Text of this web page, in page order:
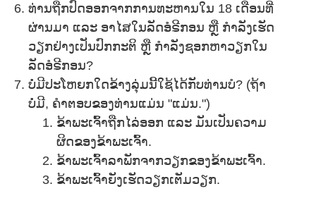
ທ່ານຖືກປົດອອກຈາກການທະຫານໃນ 18 ເດືອນທີ່
ຜ່ານມາ ແລະ ອາໄສໃນລັດອໍຣີກອນ ຫຼື ກຳລັງເຮັດ
ວຽກຢ່າງເປັນປົກກະຕິ ຫຼື ກຳລັງຊອກຫາວຽກໃນ
ລັດອໍຣີກອນ?
ບໍ່ມີປະໂຫຍກໃດຂ້າງລຸ່ມນີ້ໃຊ້ໄດ້ກັບທ່ານບໍ? (ຖ້າ
ບໍ່ມີ, ຄຳຕອບຂອງທ່ານແມ່ນ "ແມ່ນ.")
ຂ້າພະເຈົ້າຖືກໄລ່ອອກ ແລະ ມັນເປັນຄວາມ
ຜິດຂອງຂ້າພະເຈົ້າ.
ຂ້າພະເຈົ້າລາພັກຈາກວຽກຂອງຂ້າພະເຈົ້າ.
ຂ້າພະເຈົ້າຍັງເຮັດວຽກເຕັມວຽກ.